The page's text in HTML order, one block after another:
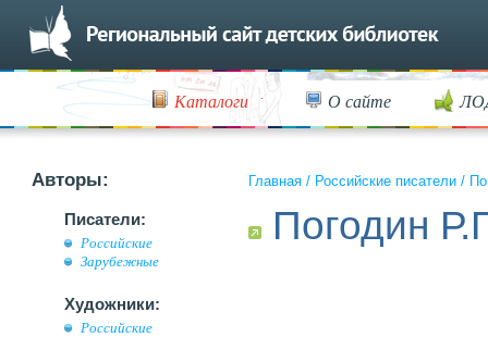
Каталоги О сайте
Авторы:
Писатели:
Российские
Зарубежные
Художники:
Российские
Главная / Российские писатели /
Погодин